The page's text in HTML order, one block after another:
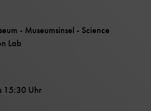
- Museumsinsel - Science
Lab
15:30 Uhr